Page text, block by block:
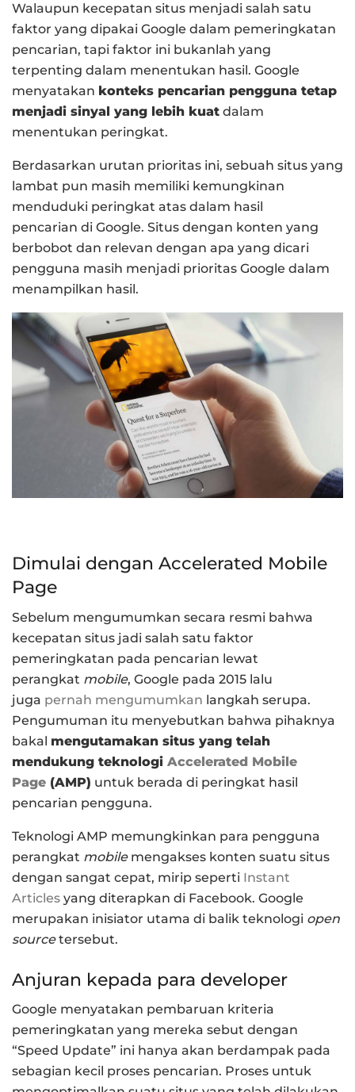
Walaupun kecepatan situs menjadi salah satu
faktor yang dipakai Google dalam pemeringkatan
pencarian, tapi faktor ini bukanlah yang
terpenting dalam menentukan hasil. Google
menyatakan konteks pencarian pengguna tetap
menjadi sinyal yang lebih kuat dalam
menentukan peringkat.
Berdasarkan urutan prioritas ini, sebuah situs yang
lambat pun masih memiliki kemungkinan
menduduki peringkat atas dalam hasil
pencarian di Google. Situs dengan konten yang
berbobot dan relevan dengan apa yang dicari
pengguna masih menjadi prioritas Google dalam
menampilkan hasil.
Dimulai dengan Accelerated Mobile
Page
Sebelum mengumumkan secara resmi bahwa
kecepatan situs jadi salah satu faktor
pemeringkatan pada pencarian lewat
perangkat mobile, Google pada 2015 lalu
juga pernah mengumumkan langkah serupa.
Pengumuman itu menyebutkan bahwa pihaknya
bakal mengutamakan situs yang telah
mendukung teknologi Accelerated Mobile
Page (AMP) untuk berada di peringkat hasil
pencarian pengguna.
Teknologi AMP memungkinkan para pengguna
perangkat mobilemengakses konten suatu situs
dengan sangat cepat, mirip seperti Instant
Articles yang diterapkan di Facebook. Google
merupakan inisiator utama di balik teknologi open
sourcetersebut.
Anjuran kepada para developer
Google menyatakan pembaruan kriteria
pemeringkatan yang mereka sebut dengan
“Speed Update” ini hanya akan berdampak pada
sebagian kecil proses pencarian. Proses untuk